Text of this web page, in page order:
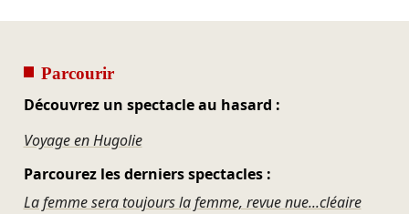
Parcourir
Découvrez un spectacle au hasard :
Voyage en Hugolie
Parcourez les derniers spectacles :
La femme sera toujours la femme, revue nue...cléaire